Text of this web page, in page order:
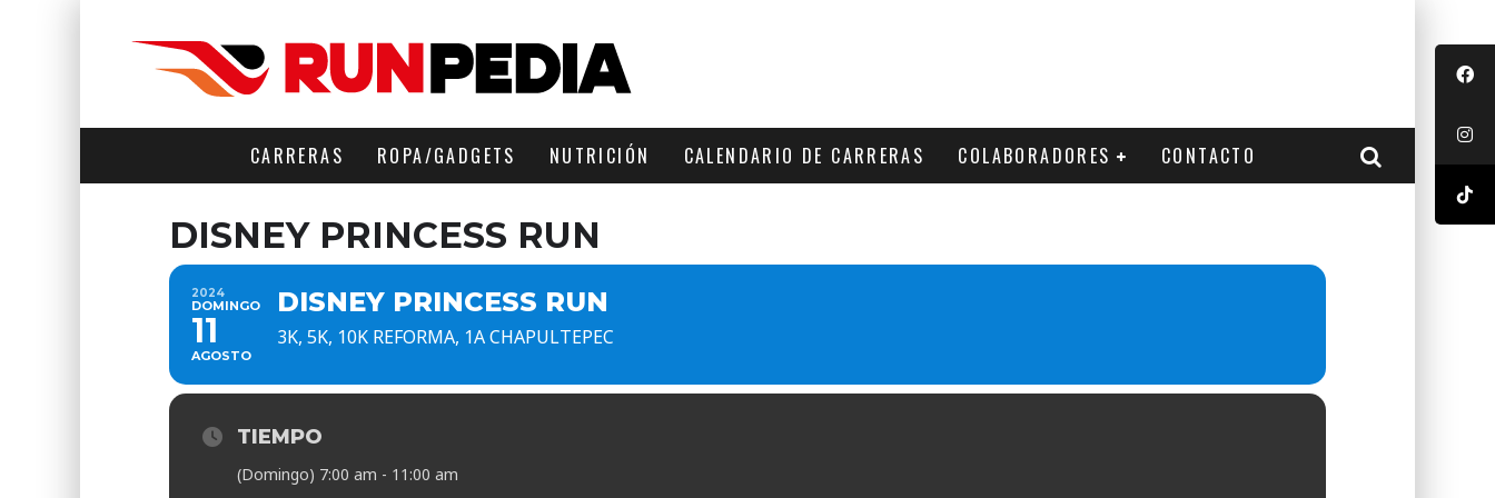
CARRERAS ROPA/GADGETS NUTRICIÓN CALENDARIO DE CARRERAS COLABORADORES CONTACTO
DISNEY PRINCESS RUN
2024
DOMINGO
11
AGOSTO
DISNEY PRINCESS RUN
3K, 5K, 10K REFORMA, 1A CHAPULTEPEC
TIEMPO
(Domingo) 7:00 am - 11:00 am